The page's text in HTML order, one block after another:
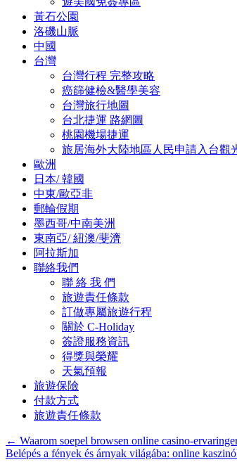
黃石公園
洛磯山脈
中國
台灣
台灣行程 完整攻略
癌篩健檢&醫學美容
台灣旅行地圖
台北捷運 路網圖
桃園機場捷運
旅居海外大陸地區人民申請入台觀
歐洲
日本/ 韓國
中東/歐亞非
郵輪假期
墨西哥/中南美洲
東南亞/ 紐澳/斐濟
阿拉斯加
聯絡我們
聯 絡 我 們
旅遊責任條款
訂做專屬旅遊行程
關於 C-Holiday
簽證服務資訊
得獎與榮耀
天氣預報
旅遊保險
付款方式
旅遊責任條款
← Waarom soepel browsen online casino-
Belépés a fények és árnyak világába: online